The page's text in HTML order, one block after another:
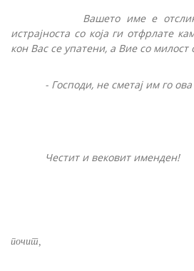
Вашето име е
истрајноста со која ги отфрлате
кон Вас се упатени, а Вие со милост
- Господи, не сметај им го
Честит и вековит именден!